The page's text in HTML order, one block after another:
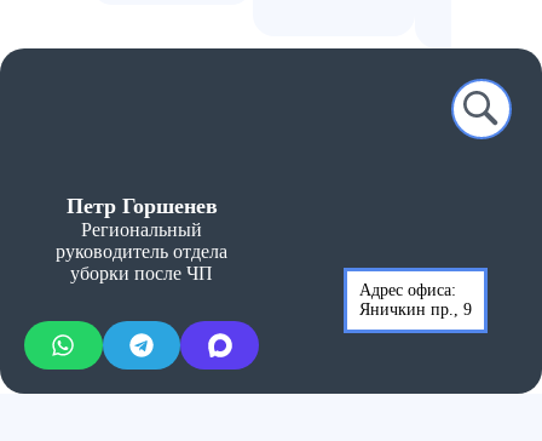
Петр Горшенев
Региональный
руководитель отдела
уборки после ЧП
Адрес офиса:
Яничкин пр., 9